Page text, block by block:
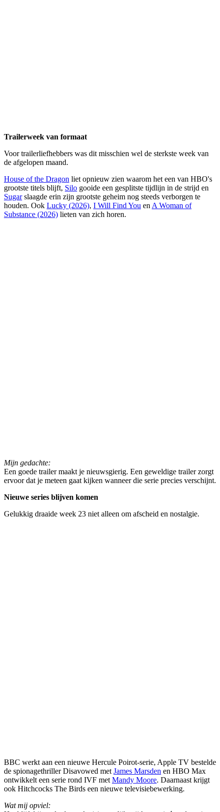
Trailerweek van formaat
Voor trailerliefhebbers was dit misschien wel de sterkste week van
de afgelopen maand.
House of the Dragon liet opnieuw zien waarom het een van HBO's
grootste titels blijft, Silo gooide een gesplitste tijdlijn in de strijd en
Sugarslaagde erin zijn grootste geheim nog steeds verborgen te
houden. Ook Lucky (2026), I Will Find You en A Woman of
Substance (2026) lieten van zich horen.
Mijn gedachte:
Een goede trailer maakt je nieuwsgierig. Een geweldige trailer zorgt
ervoor dat je meteen gaat kijken wanneer die serie precies verschijnt.
Nieuwe series blijven komen
Gelukkig draaide week 23 niet alleen om afscheid en nostalgie.
BBC werkt aan een nieuwe Hercule Poirot-serie, Apple TV bestelde
de spionagethriller Disavowed met James Marsden en HBO Max
ontwikkelt een serie rond IVF met Mandy Moore. Daarnaast krijgt
ook Hitchcocks The Birds een nieuwe televisiebewerking.
Wat mij opviel: